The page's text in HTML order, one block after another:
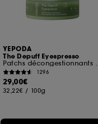
YEPODA
The Depuff Eyespresso
Patchs
1296
29,00€
32,22€ / 100g